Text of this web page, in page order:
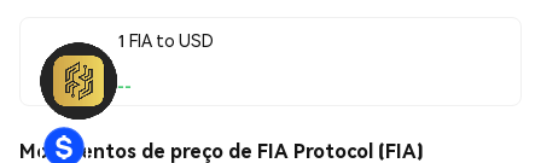
1 FIA to USD
--
Movimentos de preço de FIA Protocol (FIA)